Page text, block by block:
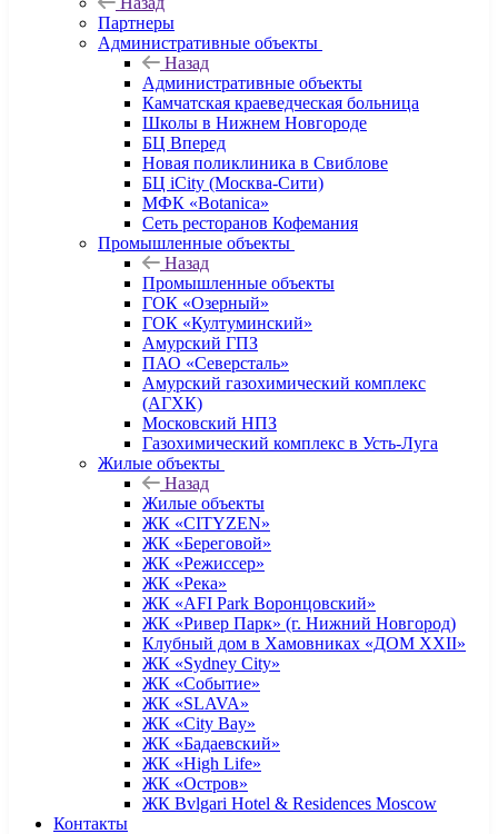
Партнеры
Административные объекты
Назад
Административные объекты
Камчатская краеведческая больница
Школы в Нижнем Новгороде
БЦ Вперед
Новая поликлиника в Свиблове
БЦ iCity (Москва-Сити)
МФК «Botanica»
Сеть ресторанов Кофемания
Промышленные объекты
Назад
Промышленные объекты
ГОК «Озерный»
ГОК «Култуминский»
Амурский ГПЗ
ПАО «Северсталь»
Амурский газохимический комплекс
(АГХК)
Московский НПЗ
Газохимический комплекс в Усть-Луга
Жилые объекты
Назад
Жилые объекты
ЖК «CITYZEN»
ЖК «Береговой»
ЖК «Режиссер»
ЖК «Река»
ЖК «AFI Park Воронцовский»
ЖК «Ривер Парк» (г. Нижний Новгород)
Клубный дом в Хамовниках «ДОМ XXII»
ЖК «Sydney City»
ЖК «Событие»
ЖК «SLAVA»
ЖК «City Bay»
ЖК «Бадаевский»
ЖК «High Life»
ЖК «Остров»
ЖК Bvlgari Hotel & Residences Moscow
Контакты